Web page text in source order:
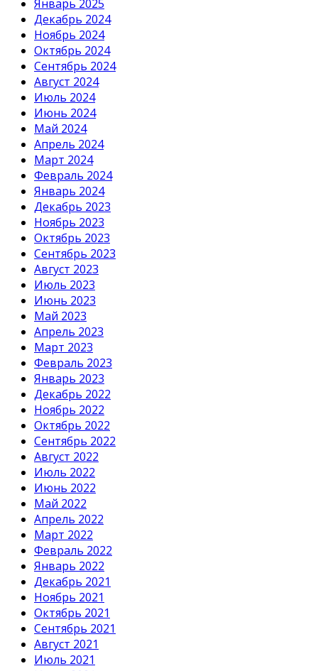
Январь 2025
Декабрь 2024
Ноябрь 2024
Октябрь 2024
Сентябрь 2024
Август 2024
Июль 2024
Июнь 2024
Май 2024
Апрель 2024
Март 2024
Февраль 2024
Январь 2024
Декабрь 2023
Ноябрь 2023
Октябрь 2023
Сентябрь 2023
Август 2023
Июль 2023
Июнь 2023
Май 2023
Апрель 2023
Март 2023
Февраль 2023
Январь 2023
Декабрь 2022
Ноябрь 2022
Октябрь 2022
Сентябрь 2022
Август 2022
Июль 2022
Июнь 2022
Май 2022
Апрель 2022
Март 2022
Февраль 2022
Январь 2022
Декабрь 2021
Ноябрь 2021
Октябрь 2021
Сентябрь 2021
Август 2021
Июль 2021